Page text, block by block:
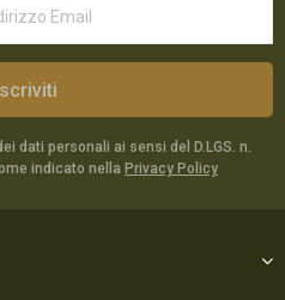
dati personali ai sensi del D.LGS. n.
indicato nella Privacy Policy